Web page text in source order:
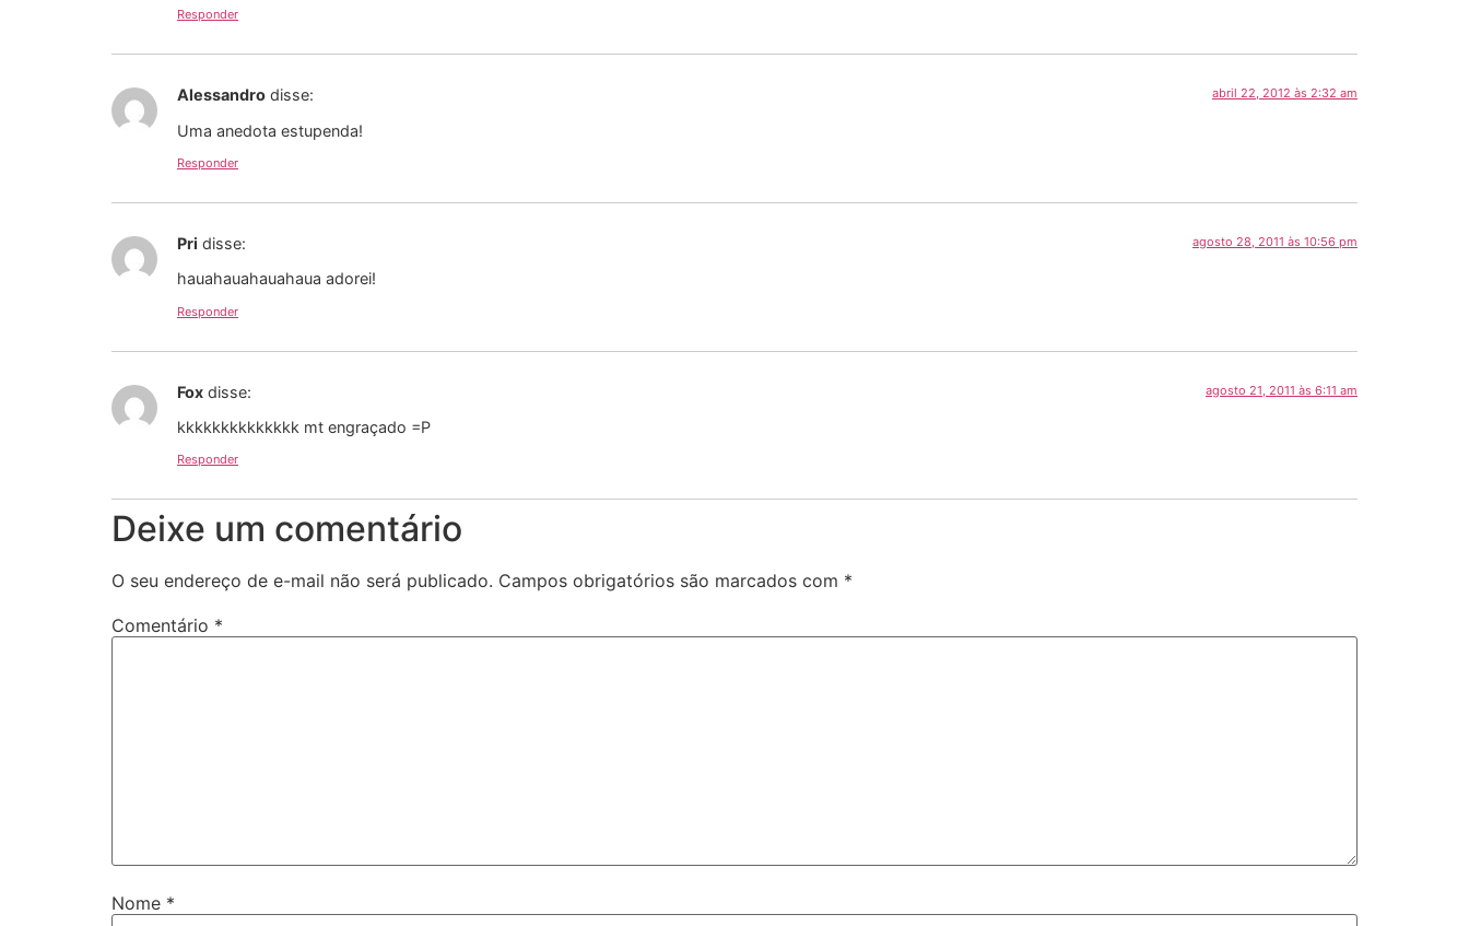
Responder
Alessandro disse: abril 22, 2012 às 2:32 am
Uma anedota estupenda!
Responder
Pri disse: agosto 28, 2011 às 10:56 pm
hauahauahauahaua adorei!
Responder
Fox disse: agosto 21, 2011 às 6:11 am
kkkkkkkkkkkkkk mt engraçado =P
Responder
Deixe um comentário
O seu endereço de e-mail não será publicado. Campos obrigatórios são marcados com *
Comentário *
Nome *